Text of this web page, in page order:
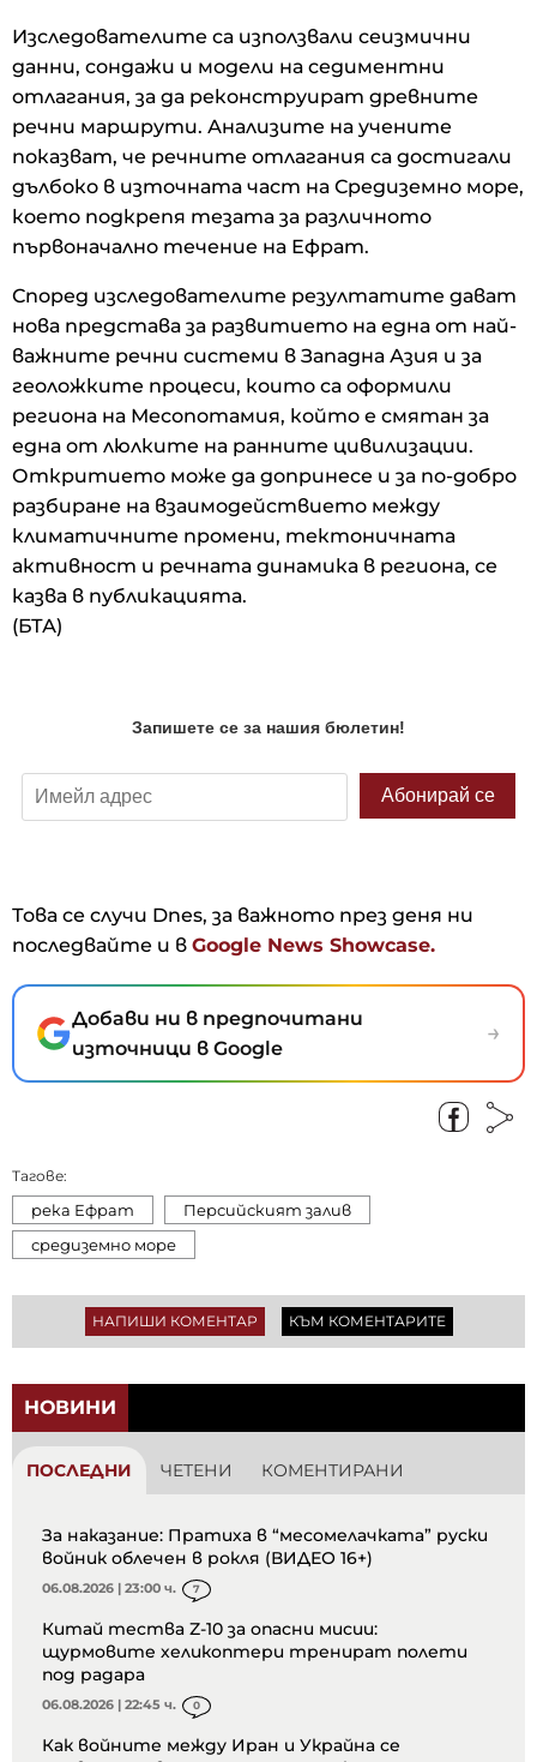
Изследователите са използвали сеизмични
данни, сондажи и модели на седиментни
отлагания, за да реконструират древните
речни маршрути. Анализите на учените
показват, че речните отлагания са достигали
дълбоко в източната част на Средиземно море,
което подкрепя тезата за различното
първоначално течение на Ефрат.
Според изследователите резултатите дават
нова представа за развитието на една от най-
важните речни системи в Западна Азия и за
геоложките процеси, които са оформили
региона на Месопотамия, който е смятан за
една от люлките на ранните цивилизации.
Откритието може да допринесе и за по-добро
разбиране на взаимодействието между
климатичните промени, тектоничната
активност и речната динамика в региона, се
казва в публикацията.
(БТА)
Това се случи Dnes, за важното през деня ни
последвайте и в Google News Showcase.
Добави ни в предпочитани
източници в Google
→
Тагове:
река Ефрат
Персийският залив
средиземно море
НАПИШИ КОМЕНТАР КЪМ КОМЕНТАРИТЕ
НОВИНИ
ПОСЛЕДНИ ЧЕТЕНИ КОМЕНТИРАНИ
За наказание: Пратиха в “месомелачката” руски
войник облечен в рокля (ВИДЕО 16+)
06.08.2026 | 23:00 ч. 7
Китай тества Z-10 за опасни мисии:
щурмовите хеликоптери тренират полети
под радара
06.08.2026 | 22:45 ч. 0
Как войните между Иран и Украйна се